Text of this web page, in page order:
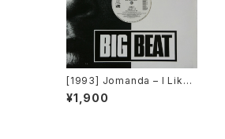
[1993] Jomanda – I Like I
t [Big Beat]
¥1,900